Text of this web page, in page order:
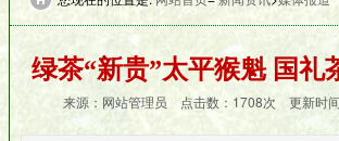
绿茶“新贵”太平猴魁 国礼
来源：网站管理员 点击数： 1708次 更新时